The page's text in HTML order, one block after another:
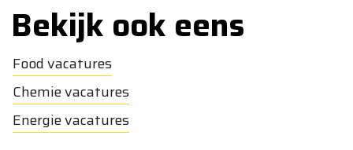
Bekijk ook eens
Food vacatures
Chemie vacatures
Energie vacatures